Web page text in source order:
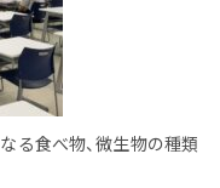
る食べ物、微生物の種類